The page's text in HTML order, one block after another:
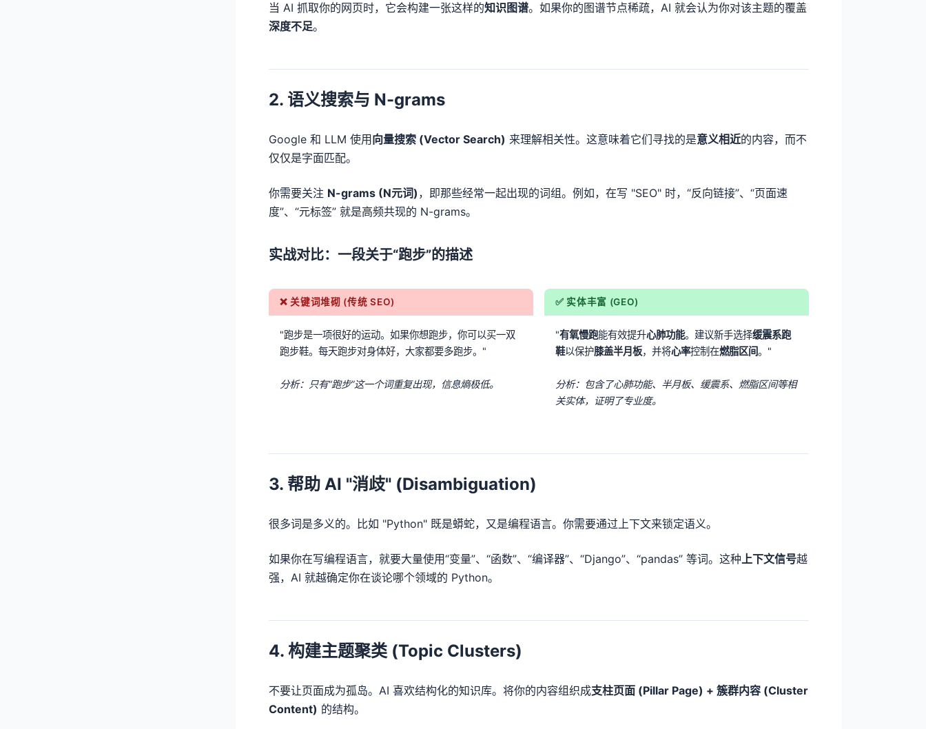
当 AI 抓取你的网页时，它会构建一张这样的知识图谱。如果你的图谱节点稀疏，AI 就会认为你对该主题的覆盖
深度不足。
2. 语义搜索与 N-grams
Google 和 LLM 使用 向量搜索 (Vector Search) 来理解相关性。这意味着它们寻找的是意义相近的内容，而不
仅仅是字面匹配。
你需要关注 N-grams (N元词) ，即那些经常一起出现的词组。例如，在写 "SEO" 时，“反向链接”、“页面速
度”、“元标签” 就是高频共现的 N-grams。
实战对比：一段关于“跑步”的描述
❌ 关键词堆砌 (传统 SEO)
"跑步是一项很好的运动。如果你想跑步，你可以买一双
跑步鞋。每天跑步对身体好，大家都要多跑步。"
分析：只有“跑步”这一个词重复出现，信息熵极低。
✅ 实体丰富 (GEO)
"有氧慢跑能有效提升心肺功能。建议新手选择缓震系跑
鞋以保护膝盖半月板，并将心率控制在燃脂区间。"
分析：包含了心肺功能、半月板、缓震系、燃脂区间等相
关实体，证明了专业度。
3. 帮助 AI "消歧" (Disambiguation)
很多词是多义的。比如 "Python" 既是蟒蛇，又是编程语言。你需要通过上下文来锁定语义。
如果你在写编程语言，就要大量使用“变量”、“函数”、“编译器”、“Django”、“pandas” 等词。这种上下文信号越
强，AI 就越确定你在谈论哪个领域的 Python。
4. 构建主题聚类 (Topic Clusters)
不要让页面成为孤岛。AI 喜欢结构化的知识库。将你的内容组织成支柱页面 (Pillar Page) + 簇群内容 (Cluster
Content) 的结构。